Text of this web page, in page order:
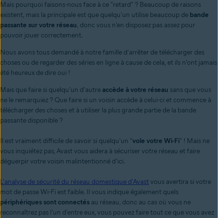
Mais pourquoi faisons-nous face à ce "retard" ? Beaucoup de raisons
existent, mais la principale est que quelqu'un utilise beaucoup de bande
passante sur votre réseau, donc vous n'en disposez pas assez pour
pouvoir jouer correctement.
Nous avons tous demandé à notre famille d'arrêter de télécharger des
choses ou de regarder des séries en ligne à cause de cela, et ils n'ont jamais
été heureux de dire oui !
Mais que faire si quelqu'un d'autre accède à votre réseau sans que vous
ne le remarquiez ? Que faire si un voisin accède à celui-ci et commence à
télécharger des choses et à utiliser la plus grande partie de la bande
passante disponible ?
Il est vraiment difficile de savoir si quelqu'un "vole votre Wi-Fi" ! Mais ne
vous inquiétez pas, Avast vous aidera à sécuriser votre réseau et faire
déguerpir votre voisin malintentionné d'ici.
L'analyse de sécurité du réseau domestique d'Avastvous avertira si votre
mot de passe Wi-Fi est faible. Il vous indique également quels
périphériques sont connectés au réseau, donc au cas où vous ne
reconnaîtrez pas l'un d'entre eux, vous pouvez faire tout ce que vous avez